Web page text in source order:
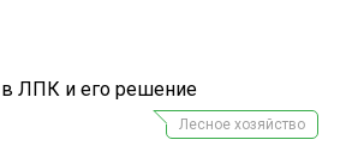
ЛПК и его решение
Лесное хозяйство